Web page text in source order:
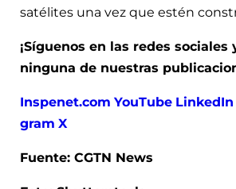
satélites una vez que estén
¡Síguenos en las redes sociales
ninguna de nuestras
Inspenet.com YouTube LinkedIn
gram X
Fuente: CGTN News